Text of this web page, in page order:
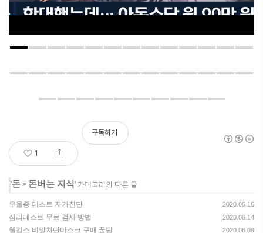
1
구독하기
'돈 > 돈버는 지식' 카테고리의 다른 글
우울증 테스트 자가진단 2020.06.16
심리테스트 무료 검사 방법 2020.06.14
웰킵스 비말차단마스크 구매 꿀팁 2020.06.09